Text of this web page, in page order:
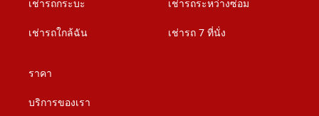
เช่ารถกระบะ
เช่ารถใกล้ฉัน
เช่ารถระหว่างซ่อม
เช่ารถ 7 ที่นั่ง
ราคา
บริการของเรา